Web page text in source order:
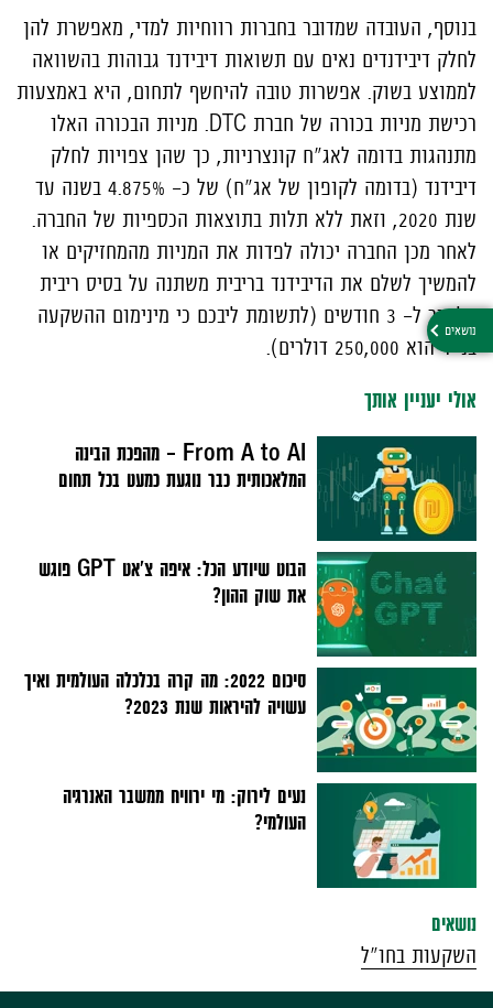
בנוסף, העובדה שמדובר בחברות רווחיות למדי, מאפשרת להן
לחלק דיבידנדים נאים עם תשואות דיבידנד גבוהות בהשוואה
לממוצע בשוק. אפשרות טובה להיחשף לתחום, היא באמצעות
רכישת מניות בכורה של חברת DTC. מניות הבכורה האלו
מתנהגות בדומה לאג"ח קונצרניות, כך שהן צפויות לחלק
דיבידנד (בדומה לקופון של אג"ח) של כ- 4.875% בשנה עד
שנת 2020, וזאת ללא תלות בתוצאות הכספיות של החברה.
לאחר מכן החברה יכולה לפדות את המניות מהמחזיקים או
להמשיך לשלם את הדיבידנד בריבית משתנה על בסיס ריבית
הליבור ל- 3 חודשים (לתשומת ליבכם כי מינימום ההשקעה
בנייר הוא 250,000 דולרים).
אולי יעניין אותך
From A to AI – מהפכת הבינה
המלאכותית כבר נוגעת כמעט בכל תחום
הבוט שיודע הכל: איפה צ'אט GPT פוגש
את שוק ההון?
סיכום 2022: מה קרה בכלכלה העולמית ואיך
עשויה להיראות שנת 2023?
נעים לירוק: מי ירוויח ממשבר האנרגיה
העולמי?
נושאים
השקעות בחו"ל